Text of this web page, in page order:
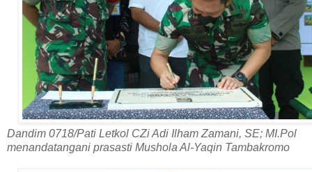
Dandim 0718/Pati Letkol CZi Adi Ilham Zamani, SE; MI.Pol
menandatangani prasasti Mushola Al-Yaqin Tambakromo